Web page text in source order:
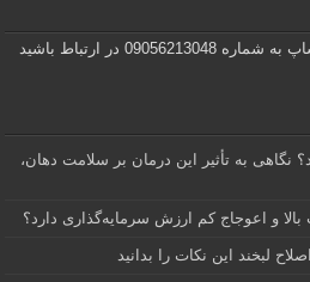
در ارتباط باشید
نگاهی به تأثیر این درمان بر سلامت دهان،
و اعوجاج کم ارزش سرمایه‌گذاری دارد؟
لبخند این نکات را بدانید